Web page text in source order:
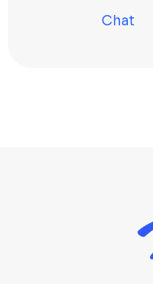
Chat